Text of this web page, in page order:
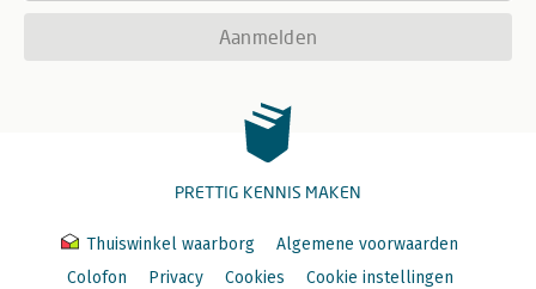
Aanmelden
PRETTIG KENNIS MAKEN
Thuiswinkel waarborg
Algemene voorwaarden
Colofon
Privacy Cookies
Cookie instellingen